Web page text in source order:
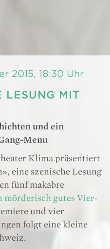
2015, 18:30 Uhr
LESUNG MIT
und ein
Menu
Klima präsentiert
eine szenische Lesung
fünf makabre
mörderisch gutes Vier-
und vier
folgt eine kleine